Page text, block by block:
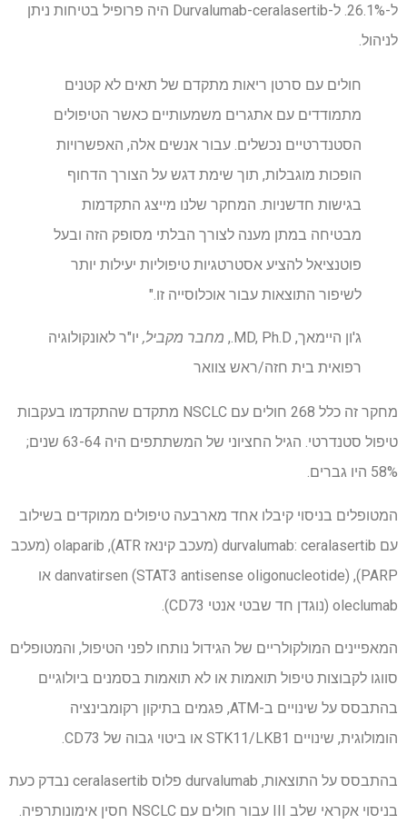
ל-26.1%. ל-Durvalumab-ceralasertib היה פרופיל בטיחות ניתן
לניהול.
חולים עם סרטן ריאות מתקדם של תאים לא קטנים
מתמודדים עם אתגרים משמעותיים כאשר הטיפולים
הסטנדרטיים נכשלים. עבור אנשים אלה, האפשרויות
הופכות מוגבלות, תוך שימת דגש על הצורך הדחוף
בגישות חדשניות. המחקר שלנו מייצג התקדמות
מבטיחה במתן מענה לצורך הבלתי מסופק הזה ובעל
פוטנציאל להציע אסטרטגיות טיפוליות יעילות יותר
לשיפור התוצאות עבור אוכלוסייה זו."
ג'ון היימאך, MD, Ph.D., מחבר מקביל, יו"ר לאונקולוגיה
רפואית בית חזה/ראש צוואר
מחקר זה כלל 268 חולים עם NSCLC מתקדם שהתקדמו בעקבות
טיפול סטנדרטי. הגיל החציוני של המשתתפים היה 63-64 שנים;
58% היו גברים.
המטופלים בניסוי קיבלו אחד מארבעה טיפולים ממוקדים בשילוב
עם durvalumab: ceralasertib (מעכב קינאז ATR), olaparib (מעכב
PARP), danvatirsen (STAT3 antisense oligonucleotide) או
oleclumab (נוגדן חד שבטי אנטי CD73).
המאפיינים המולקולריים של הגידול נותחו לפני הטיפול, והמטופלים
סווגו לקבוצות טיפול תואמות או לא תואמות בסמנים ביולוגיים
בהתבסס על שינויים ב-ATM, פגמים בתיקון רקומבינציה
הומולוגית, שינויים STK11/LKB1 או ביטוי גבוה של CD73.
בהתבסס על התוצאות, durvalumab פלוס ceralasertib נבדק כעת
בניסוי אקראי שלב III עבור חולים עם NSCLC חסין אימונותרפיה.